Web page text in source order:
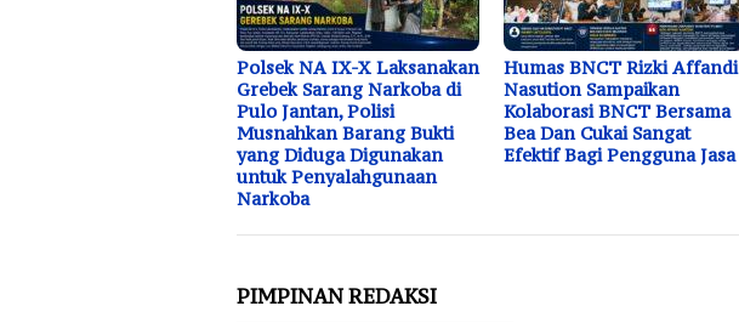
Polsek NA IX-X Laksanakan
Grebek Sarang Narkoba di
Pulo Jantan, Polisi
Musnahkan Barang Bukti
yang Diduga Digunakan
untuk Penyalahgunaan
Narkoba
Humas BNCT Rizki Affandi
Nasution Sampaikan
Kolaborasi BNCT Bersama
Bea Dan Cukai Sangat
Efektif Bagi Pengguna Jasa
PIMPINAN REDAKSI